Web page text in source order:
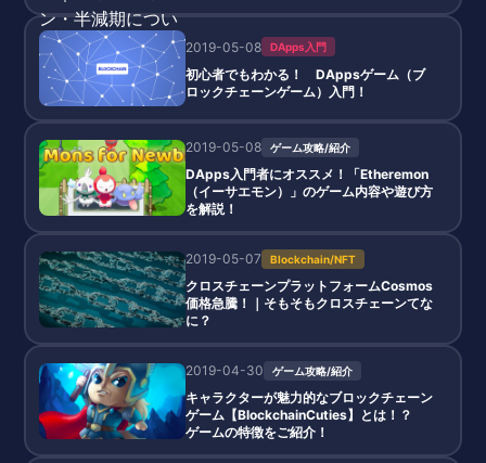
2019-05-08 DApps入門
初心者でもわかる！ DAppsゲーム（ブ
ロックチェーンゲーム）入門！
2019-05-08 ゲーム攻略/紹介
DApps入門者にオススメ！「Etheremon
（イーサエモン）」のゲーム内容や遊び方
を解説！
2019-05-07 Blockchain/NFT
クロスチェーンプラットフォームCosmos
価格急騰！｜そもそもクロスチェーンてな
に？
2019-04-30 ゲーム攻略/紹介
キャラクターが魅力的なブロックチェーン
ゲーム【BlockchainCuties】とは！？
ゲームの特徴をご紹介！